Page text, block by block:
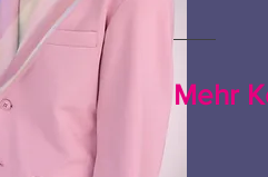
Mehr